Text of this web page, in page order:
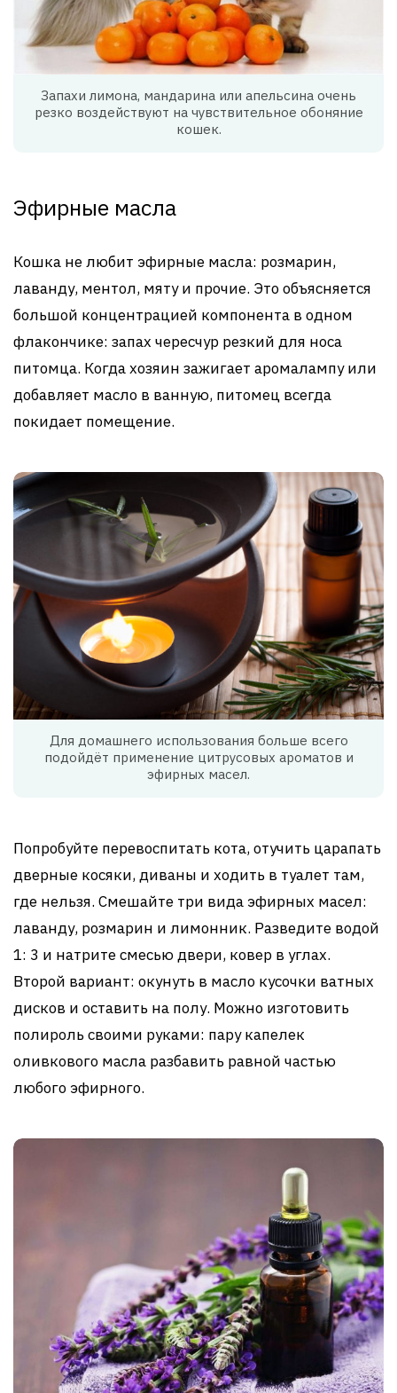
Запахи лимона, мандарина или апельсина очень
резко воздействуют на чувствительное обоняние
кошек.
Эфирные масла
Кошка не любит эфирные масла: розмарин,
лаванду, ментол, мяту и прочие. Это объясняется
большой концентрацией компонента в одном
флакончике: запах чересчур резкий для носа
питомца. Когда хозяин зажигает аромалампу или
добавляет масло в ванную, питомец всегда
покидает помещение.
Для домашнего использования больше всего
подойдёт применение цитрусовых ароматов и
эфирных масел.
Попробуйте перевоспитать кота, отучить царапать
дверные косяки, диваны и ходить в туалет там,
где нельзя. Смешайте три вида эфирных масел:
лаванду, розмарин и лимонник. Разведите водой
1: 3 и натрите смесью двери, ковер в углах.
Второй вариант: окунуть в масло кусочки ватных
дисков и оставить на полу. Можно изготовить
полироль своими руками: пару капелек
оливкового масла разбавить равной частью
любого эфирного.